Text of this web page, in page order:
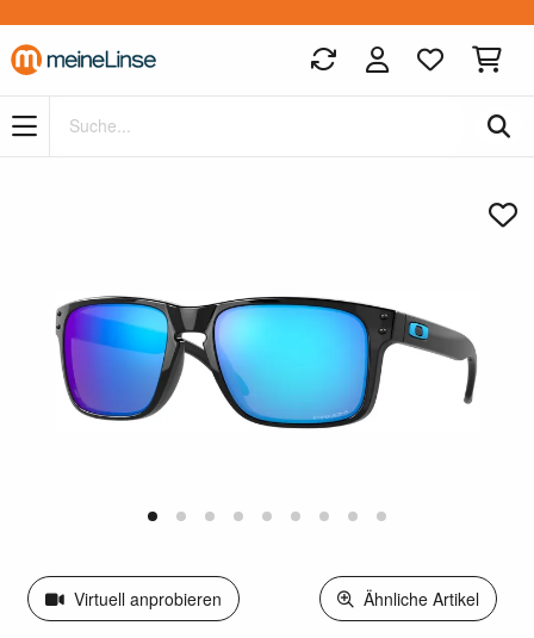
Zum Hauptinhalt springen
Virtuell anprobieren Ähnliche Artikel